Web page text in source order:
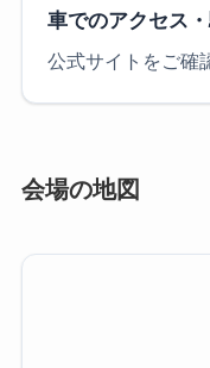
車でのアクセス
公式サイトをご確
会場の地図